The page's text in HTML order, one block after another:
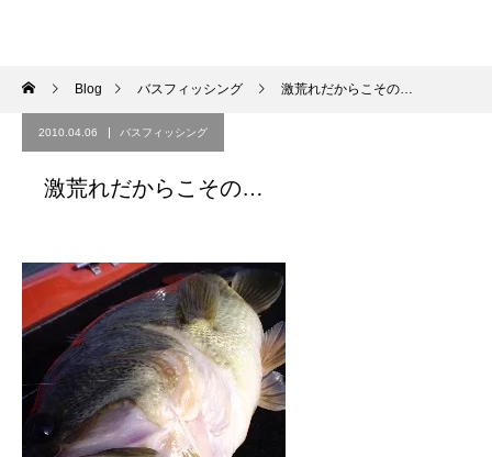
Blog バスフィッシング 激荒れだからこその…
2010.04.06 バスフィッシング
激荒れだからこその…